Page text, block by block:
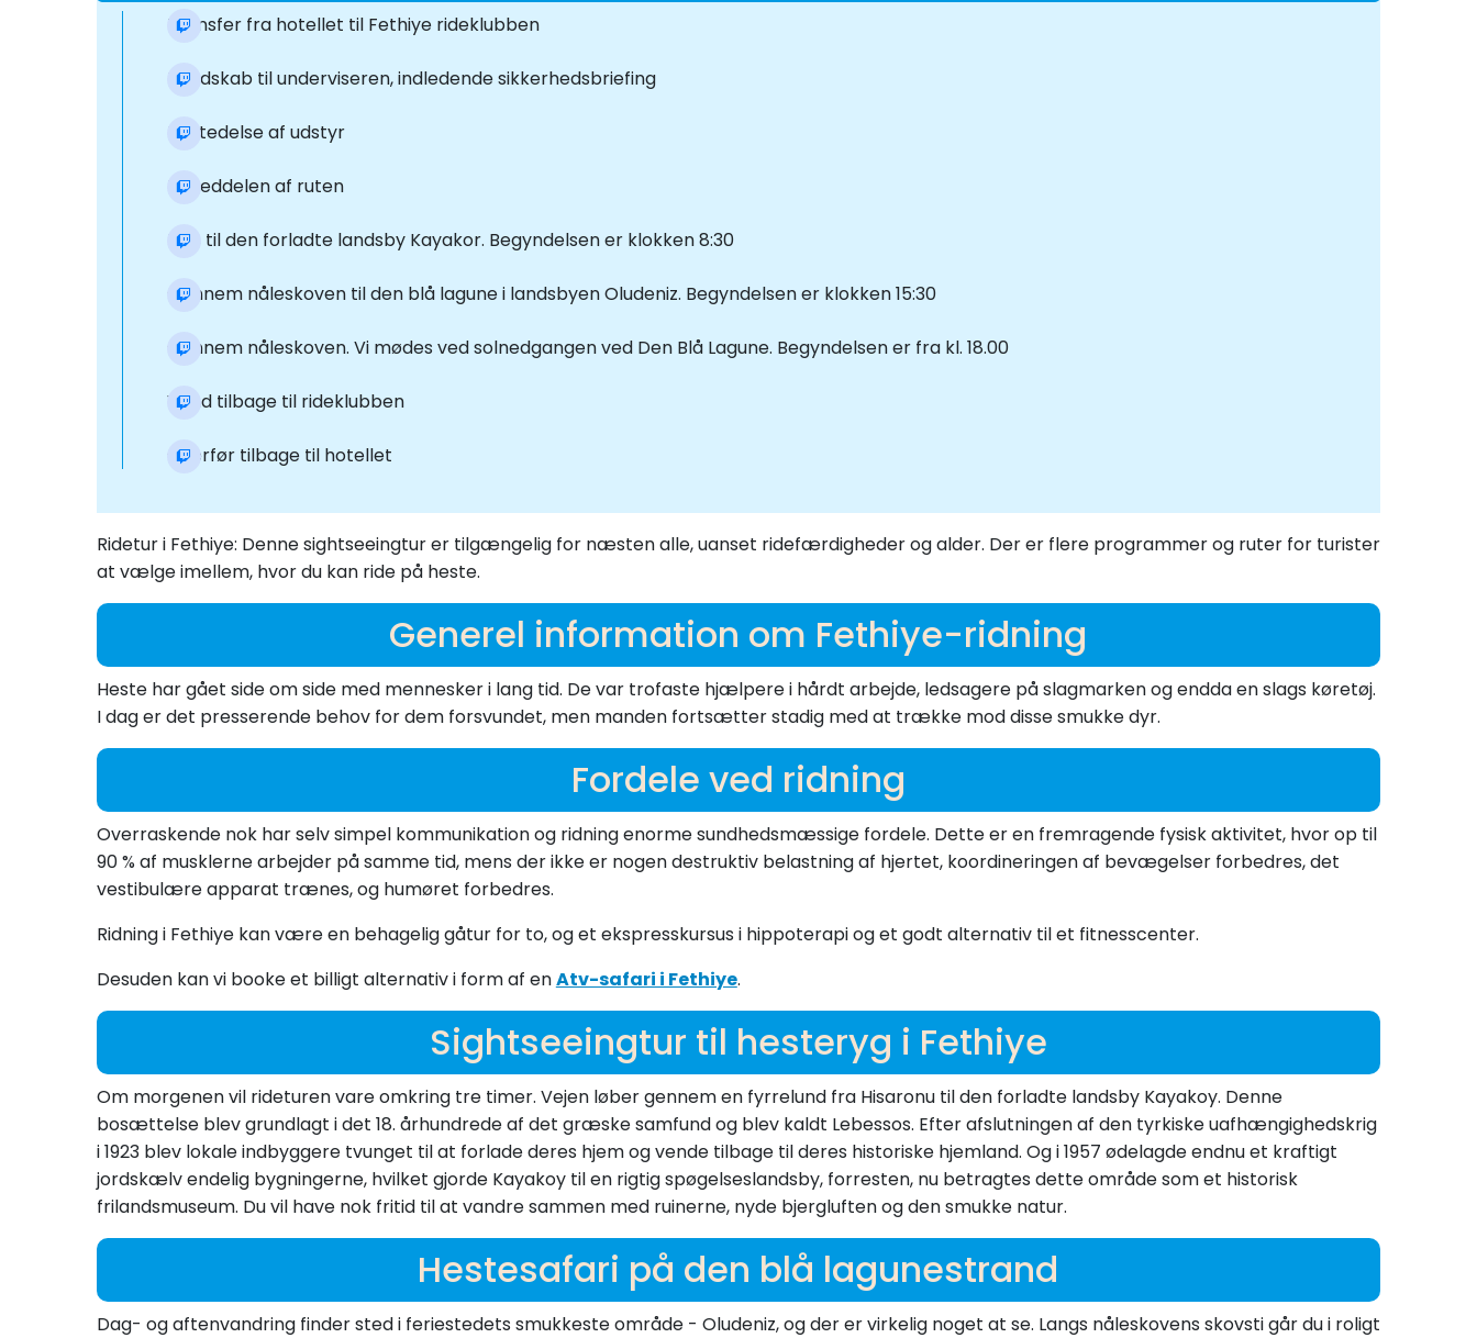
Transfer fra hotellet til Fethiye rideklubben
Kendskab til underviseren, indledende sikkerhedsbriefing
Udstedelse af udstyr
Hoveddelen af ruten
Rejs til den forladte landsby Kayakor. Begyndelsen er klokken 8:30
Gennem nåleskoven til den blå lagune i landsbyen Oludeniz. Begyndelsen er klokken 15:30
Gennem nåleskoven. Vi mødes ved solnedgangen ved Den Blå Lagune. Begyndelsen er fra kl. 18.00
Vend tilbage til rideklubben
Overfør tilbage til hotellet
Ridetur i Fethiye: Denne sightseeingtur er tilgængelig for næsten alle, uanset ridefærdigheder og alder. Der er flere programmer og ruter for turister
at vælge imellem, hvor du kan ride på heste.
Generel information om Fethiye-ridning
Heste har gået side om side med mennesker i lang tid. De var trofaste hjælpere i hårdt arbejde, ledsagere på slagmarken og endda en slags køretøj.
I dag er det presserende behov for dem forsvundet, men manden fortsætter stadig med at trække mod disse smukke dyr.
Fordele ved ridning
Overraskende nok har selv simpel kommunikation og ridning enorme sundhedsmæssige fordele. Dette er en fremragende fysisk aktivitet, hvor op til
90 % af musklerne arbejder på samme tid, mens der ikke er nogen destruktiv belastning af hjertet, koordineringen af ​​bevægelser forbedres, det
vestibulære apparat trænes, og humøret forbedres.
Ridning i Fethiye kan være en behagelig gåtur for to, og et ekspresskursus i hippoterapi og et godt alternativ til et fitnesscenter.
Desuden kan vi booke et billigt alternativ i form af enAtv-safari i Fethiye.
Sightseeingtur til hesteryg i Fethiye
Om morgenen vil rideturen vare omkring tre timer. Vejen løber gennem en fyrrelund fra Hisaronu til den forladte landsby Kayakoy. Denne
bosættelse blev grundlagt i det 18. århundrede af det græske samfund og blev kaldt Lebessos. Efter afslutningen af den tyrkiske uafhængighedskrig
i 1923 blev lokale indbyggere tvunget til at forlade deres hjem og vende tilbage til deres historiske hjemland. Og i 1957 ødelagde endnu et kraftigt
jordskælv endelig bygningerne, hvilket gjorde Kayakoy til en rigtig spøgelseslandsby, forresten, nu betragtes dette område som et historisk
frilandsmuseum. Du vil have nok fritid til at vandre sammen med ruinerne, nyde bjergluften og den smukke natur.
Hestesafari på den blå lagunestrand
Dag- og aftenvandring finder sted i feriestedets smukkeste område - Oludeniz, og der er virkelig noget at se. Langs nåleskovens skovsti går du i roligt